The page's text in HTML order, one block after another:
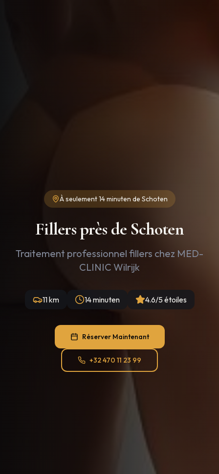
À seulement14 minuten de Schoten
Fillers près de Schoten
Traitement professionnel fillers chez MED-
CLINIC Wilrijk
11 km 14 minuten 4.6/5 étoiles
Réserver Maintenant
+32 470 11 23 99